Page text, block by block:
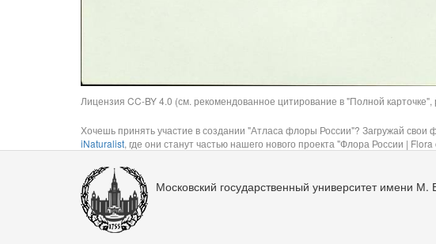
Лицензия CC-BY 4.0 (см. рекомендованное цитирование в "Полной
Хочешь принять участие в создании "Атласа флоры России"? Загружай свои
iNaturalist, где они станут частью нашего нового проекта "Флора России | Flora
Московский государственный университет имени